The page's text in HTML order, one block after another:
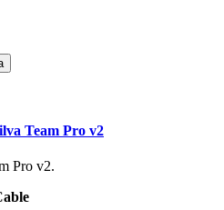
Team Pro v2
Pro v2.